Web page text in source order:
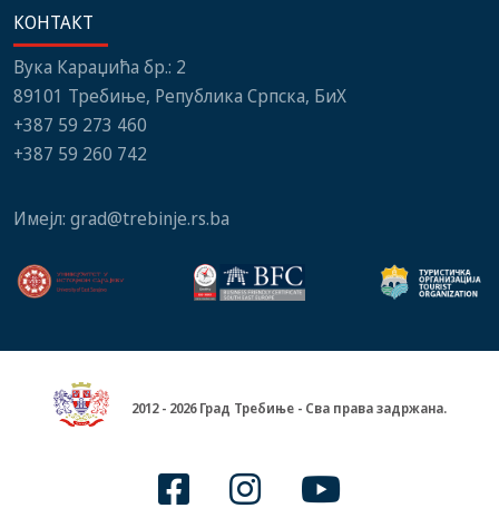
КОНТАКТ
Вука Караџића бр.: 2
89101 Требиње, Република Српска, БиХ
+387 59 273 460
+387 59 260 742
Имејл: grad@trebinje.rs.ba
2012 - 2026 Град Требиње - Сва права задржана.